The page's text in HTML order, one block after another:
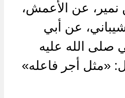
نمير، عن الأعمش،
عن أبي
صلى الله عليه
«مثل أجر فاعله»